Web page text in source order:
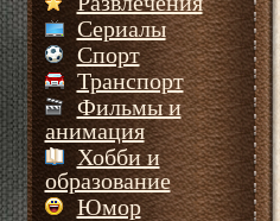
Сериалы
Спорт
Транспорт
Фильмы и
анимация
Хобби и
образование
Юмор